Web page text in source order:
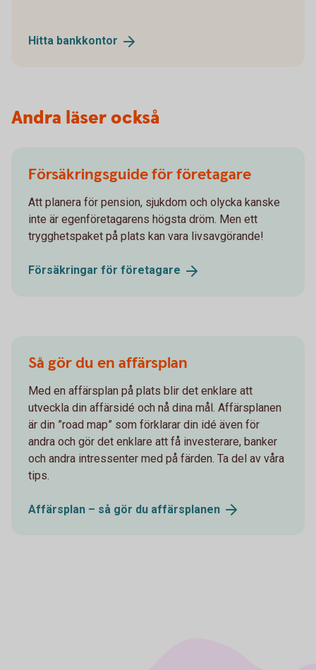
Hitta bankkontor
Andra läser också
Försäkringsguide för företagare
Att planera för pension, sjukdom och olycka kanske
inte är egenföretagarens högsta dröm. Men ett
trygghetspaket på plats kan vara livsavgörande!
Försäkringar för företagare
Så gör du en affärsplan
Med en affärsplan på plats blir det enklare att
utveckla din affärsidé och nå dina mål. Affärsplanen
är din ”road map” som förklarar din idé även för
andra och gör det enklare att få investerare, banker
och andra intressenter med på färden. Ta del av våra
tips.
Affärsplan – så gör du affärsplanen